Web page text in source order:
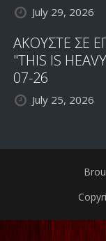
July 29, 2026
ΑΚΟΥΣΤΕ ΣΕ
"THIS IS
07-26
July 25, 2026